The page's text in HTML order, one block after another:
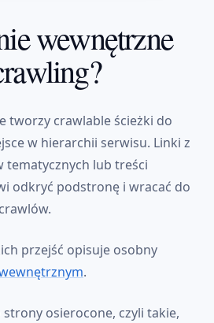
wewnętrzne
tworzy crawlable ścieżki do
w hierarchii serwisu. Linki z
tematycznych lub treści
odkryć podstronę i wracać do
przejść opisuje osobny
.
osierocone, czyli takie,